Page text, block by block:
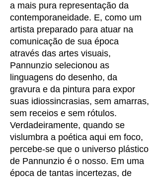
a mais pura representação da
contemporaneidade. E, como um
artista preparado para atuar na
comunicação de sua época
através das artes visuais,
Pannunzio selecionou as
linguagens do desenho, da
gravura e da pintura para expor
suas idiossincrasias, sem amarras,
sem receios e sem rótulos.
Verdadeiramente, quando se
vislumbra a poética aqui em foco,
percebe-se que o universo plástico
de Pannunzio é o nosso. Em uma
época de tantas incertezas, de